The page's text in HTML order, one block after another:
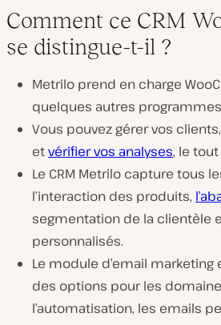
Comment ce CRM
se distingue-t-il ?
Metrilo prend en charge
quelques autres
Vous pouvez gérer vos
etvérifier vos analyses, le
Le CRM Metrilo capture tous
l’interaction des produits,
segmentation de la clientèle
personnalisés.
Le module d’email
des options pour les
l’automatisation, les emails